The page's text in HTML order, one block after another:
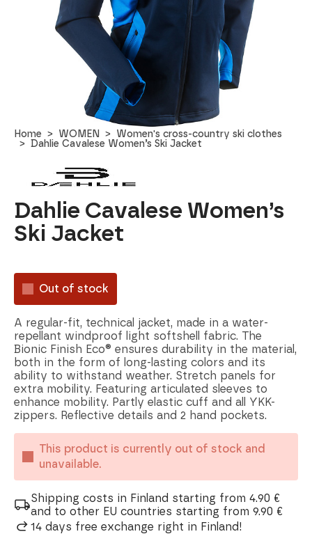
Home WOMEN
Women's cross-country ski clothes
Dahlie Cavalese Women’s Ski Jacket
Dahlie Cavalese Women’s
Ski Jacket
Out of stock
A regular-fit, technical jacket, made in a water-
repellant windproof light softshell fabric. The
Bionic Finish Eco® ensures durability in the material,
both in the form of long-lasting colors and its
ability to withstand weather. Stretch panels for
extra mobility. Featuring articulated sleeves to
enhance mobility. Partly elastic cuff and all YKK-
zippers. Reflective details and 2 hand pockets.
This product is currently out of stock and
unavailable.
Shipping costs in Finland starting from 4.90 €
and to other EU countries starting from 9.90 €
14 days free exchange right in Finland!